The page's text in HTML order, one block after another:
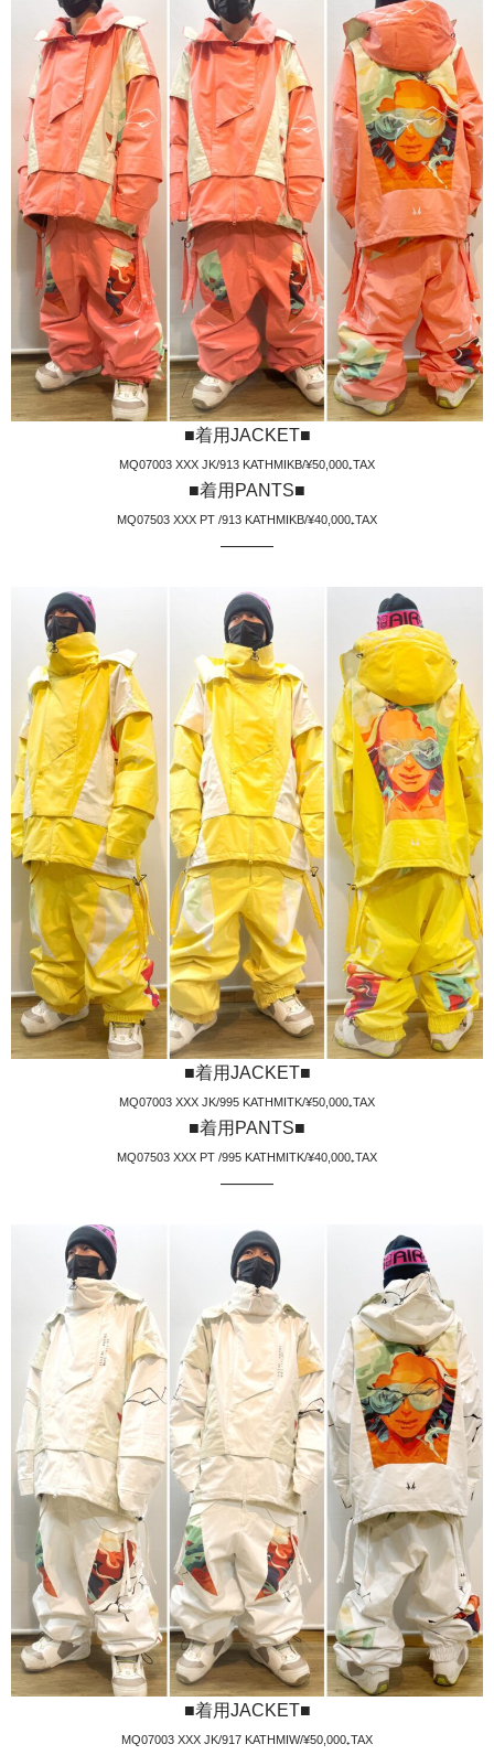
■着用JACKET■
MQ07003 XXX JK/913 KATHMIKB/¥50,000₊TAX
■着用PANTS■
MQ07503 XXX PT /913 KATHMIKB/¥40,000₊TAX
———
■着用JACKET■
MQ07003 XXX JK/995 KATHMITK/¥50,000₊TAX
■着用PANTS■
MQ07503 XXX PT /995 KATHMITK/¥40,000₊TAX
———
■着用JACKET■
MQ07003 XXX JK/917 KATHMIW/¥50,000₊TAX